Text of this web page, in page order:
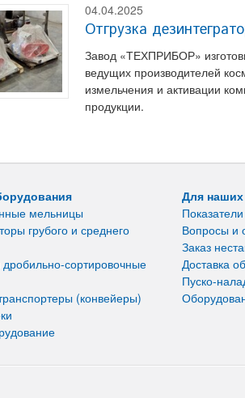
04.04.2025
Отгрузка
Завод «ТЕХПРИБОР»
ведущих производителей
измельчения и активации
продукции.
мельницы
грубого и среднего
сортировочные
(конвейеры)
Для наших
Вопросы и
Заказ
Доставка
Пуско-